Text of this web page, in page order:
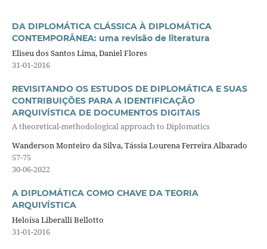
DA DIPLOMÁTICA CLÁSSICA À DIPLOMÁTICA
CONTEMPORÂNEA: uma revisão de literatura
Eliseu dos Santos Lima, Daniel Flores
31-01-2016
REVISITANDO OS ESTUDOS DE DIPLOMÁTICA E SUAS
CONTRIBUIÇÕES PARA A IDENTIFICAÇÃO
ARQUIVÍSTICA DE DOCUMENTOS DIGITAIS
A theoretical-methodological approach to Diplomatics
Wanderson Monteiro da Silva, Tássia Lourena Ferreira Albarado
57-75
30-06-2022
A DIPLOMÁTICA COMO CHAVE DA TEORIA
ARQUIVÍSTICA
Heloísa Liberalli Bellotto
31-01-2016